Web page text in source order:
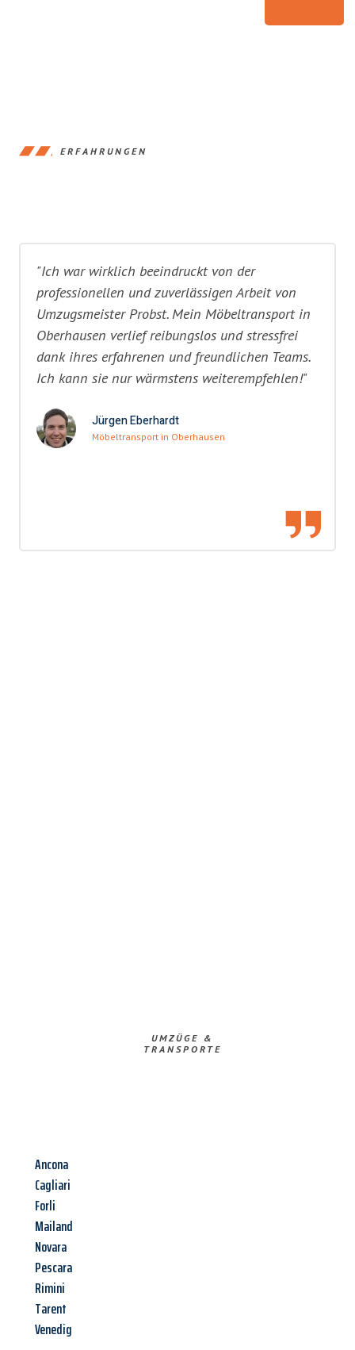
ERFAHRUNGEN
"Ich war wirklich beeindruckt von der
professionellen und zuverlässigen Arbeit von
Umzugsmeister Probst. Mein Möbeltransport in
Oberhausen verlief reibungslos und stressfrei
dank ihres erfahrenen und freundlichen Teams.
Ich kann sie nur wärmstens weiterempfehlen!"
Jürgen Eberhardt
Möbeltransport in Oberhausen
UMZÜGE &
TRANSPORTE
Ancona
Cagliari
Forli
Mailand
Novara
Pescara
Rimini
Tarent
Venedig